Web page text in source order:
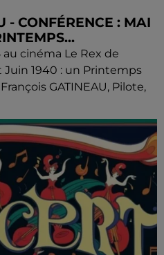
- CONFÉRENCE : MAI
au cinéma Le Rex de
1940 : un Printemps
GATINEAU, Pilote,